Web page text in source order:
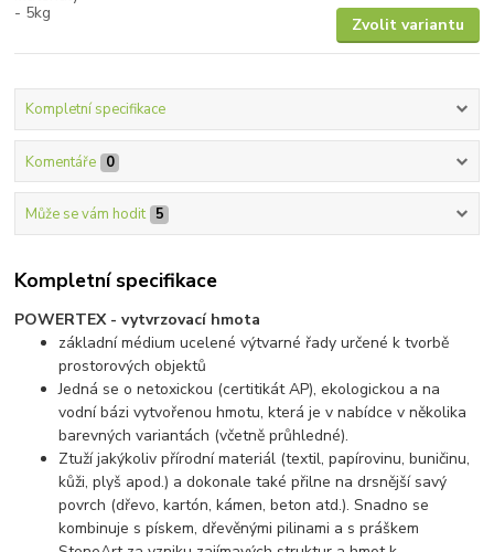
Zvolit variantu
Kompletní specifikace
Komentáře 0
Může se vám hodit 5
Kompletní specifikace
POWERTEX - vytvrzovací hmota
základní médium ucelené výtvarné řady určené k tvorbě
prostorových objektů
Jedná se o netoxickou (certitikát AP), ekologickou a na
vodní bázi vytvořenou hmotu, která je v nabídce v několika
barevných variantách (včetně průhledné).
Ztuží jakýkoliv přírodní materiál (textil, papírovinu, buničinu,
kůži, plyš apod.) a dokonale také přilne na drsnější savý
povrch (dřevo, kartón, kámen, beton atd.). Snadno se
kombinuje s pískem, dřevěnými pilinami a s práškem